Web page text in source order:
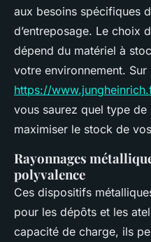
aux besoins spécifiques
d’entreposage. Le choix
dépend du matériel à
votre environnement. Sur
https://
vous saurez quel type
maximiser le stock de
Rayonnages
polyvalence
Ces dispositifs
pour les dépôts et les
capacité de charge, ils